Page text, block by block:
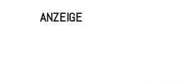
ANZEIGE